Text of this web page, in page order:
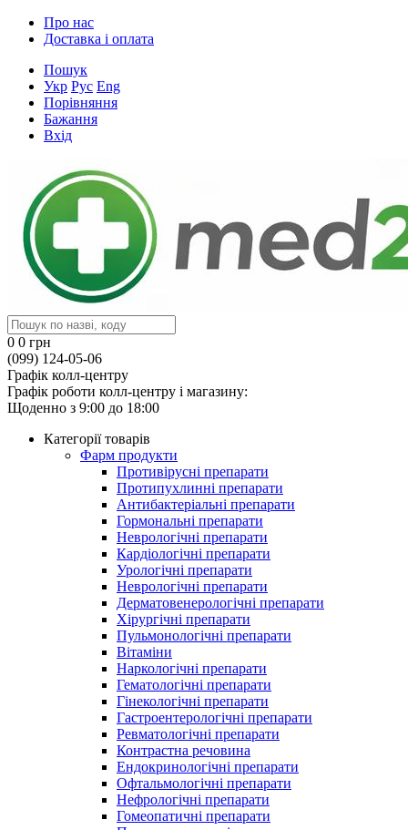
Про нас
Доставка і оплата
Пошук
Укр Рус Eng
Порівняння
Бажання
Вхід
0 0 грн
(099) 124-05-06
Графік колл-центру
Графік роботи колл-центру і магазину:
Щоденно з 9:00 до 18:00
Категорії товарів
Фарм продукти
Противірусні препарати
Протипухлинні препарати
Антибактеріальні препарати
Гормональні препарати
Неврологічні препарати
Кардіологічні препарати
Урологічні препарати
Неврологічні препарати
Дерматовенерологічні препарати
Хірургічні препарати
Пульмонологічні препарати
Вітаміни
Наркологічні препарати
Гематологічні препарати
Гінекологічні препарати
Гастроентерологічні препарати
Ревматологічні препарати
Контрастна речовина
Eндокринологічні препарати
Офтальмологічні препарати
Нефрологічні препарати
Гомеопатичні препарати